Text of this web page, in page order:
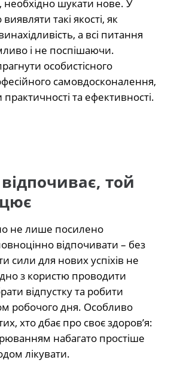
необхідно шукати нове. У
такі якості, як
а всі питання
і не поспішаючи.
особистісного
самовдосконалення,
та ефективності.
той
не лише посилено
відпочивати – без
сили для нових успіхів не
з користю проводити
відпустку та робити
робочого дня. Особливо
хто дбає про своє здоров’я:
набагато простіше
лікувати.